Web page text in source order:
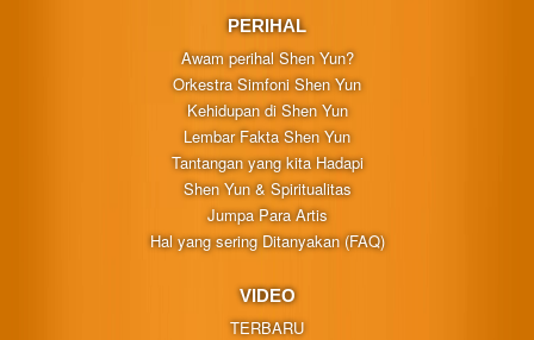
PERIHAL
Awam perihal Shen Yun?
Orkestra Simfoni Shen Yun
Kehidupan di Shen Yun
Lembar Fakta Shen Yun
Tantangan yang kita Hadapi
Shen Yun & Spiritualitas
Jumpa Para Artis
Hal yang sering Ditanyakan (FAQ)
VIDEO
TERBARU